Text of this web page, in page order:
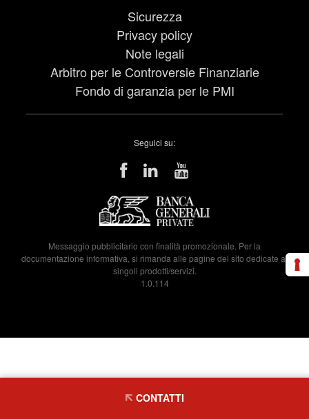
Sicurezza
Privacy policy
Note legali
Arbitro per le Controversie Finanziarie
Fondo di garanzia per le PMI
Seguici su:
Messaggio pubblicitario con finalità promozionale. Per la
documentazione informativa, si rimanda alle pagine del sito dedicate ai
singoli prodotti/servizi.
1.0.114
CONTATTI